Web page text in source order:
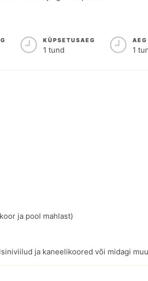
KÜPSETUSAEG
1 tund 1
ja pool mahlast)
ja kaneelikoored või midagi